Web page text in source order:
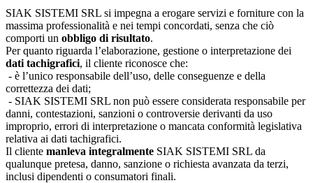
SIAK SISTEMI SRL si impegna a erogare servizi e forniture con la
massima professionalità e nei tempi concordati, senza che ciò
comporti un obbligo di risultato.
Per quanto riguarda l’elaborazione, gestione o interpretazione dei
dati tachigrafici, il cliente riconosce che:
- è l’unico responsabile dell’uso, delle conseguenze e della
correttezza dei dati;
- SIAK SISTEMI SRL non può essere considerata responsabile per
danni, contestazioni, sanzioni o controversie derivanti da uso
improprio, errori di interpretazione o mancata conformità legislativa
relativa ai dati tachigrafici.
Il cliente manleva integralmente SIAK SISTEMI SRL da
qualunque pretesa, danno, sanzione o richiesta avanzata da terzi,
inclusi dipendenti o consumatori finali.